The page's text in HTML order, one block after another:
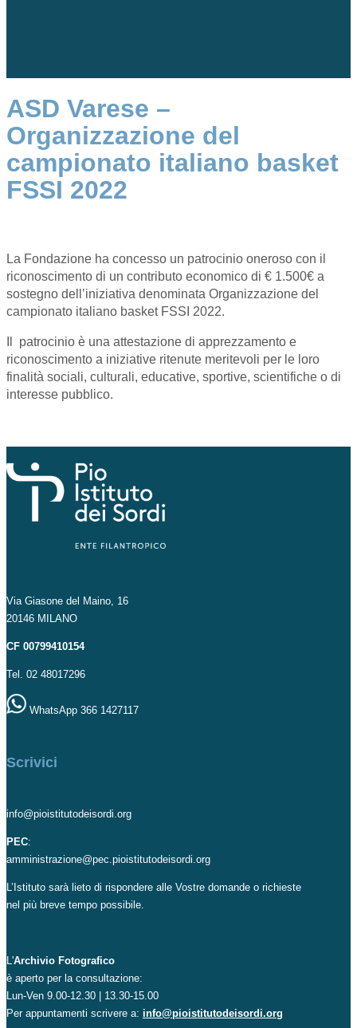
ASD Varese –
Organizzazione del
campionato italiano basket
FSSI 2022
La Fondazione ha concesso un patrocinio oneroso con il
riconoscimento di un contributo economico di € 1.500€ a
sostegno dell’iniziativa denominata Organizzazione del
campionato italiano basket FSSI 2022.
patrocinio è una attestazione di apprezzamento e
riconoscimento a iniziative ritenute meritevoli per le loro
finalità sociali, culturali, educative, sportive, scientifiche o di
interesse pubblico.
Via Giasone del Maino, 16
20146 MILANO
CF 00799410154
Tel. 02 48017296
WhatsApp 366 1427117
Scrivici
info@pioistitutodeisordi.org
PEC:
amministrazione@pec.pioistitutodeisordi.org
L’Istituto sarà lieto di rispondere alle Vostre domande o richieste
nel più breve tempo possibile.
L'Archivio Fotografico
è aperto per la consultazione:
Lun-Ven 9.00-12.30 | 13.30-15.00
Per appuntamenti scrivere a: info@pioistitutodeisordi.org